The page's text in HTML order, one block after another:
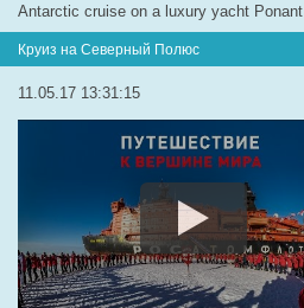
Antarctic cruise on a luxury yacht Ponant
Круиз на Северный Полюс
11.05.17 13:31:15